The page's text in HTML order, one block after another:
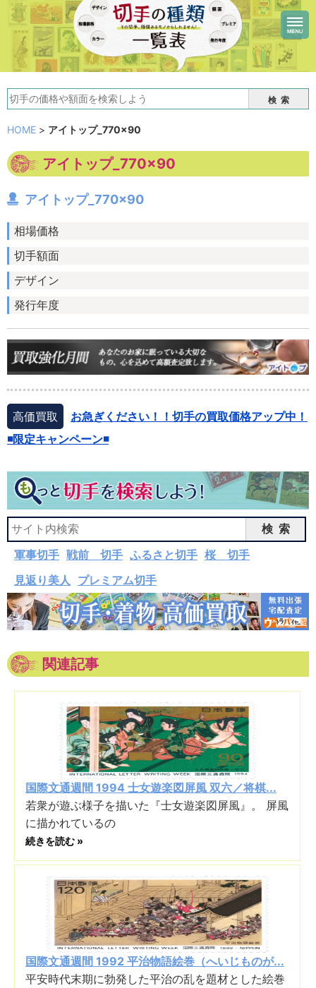
検索
HOME > アイトップ_770×90
アイトップ_770×90
アイトップ_770×90
相場価格
切手額面
デザイン
発行年度
高価買取
お急ぎください！！切手の買取価格アップ中！
◾️限定キャンペーン◾️
検索
軍事切手 戦前 切手 ふるさと切手 桜 切手
見返り美人 プレミアム切手
関連記事
国際文通週間 1994 士女遊楽図屏風 双六／将棋...
若衆が遊ぶ様子を描いた『士女遊楽図屏風』。 屏風
に描かれているの
続きを読む »
国際文通週間 1992 平治物語絵巻（へいじものが...
平安時代末期に勃発した平治の乱を題材とした絵巻